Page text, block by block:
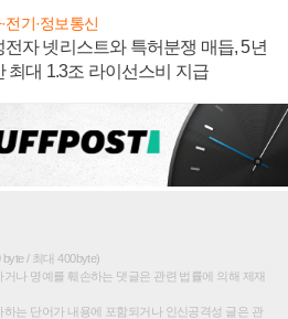
전기·정보통신
전자 넷리스트와 특허분쟁 매듭, 5년
최대 1.3조 라이선스비 지급
/ 최대 400byte)
나 명예를 훼손하는 댓글은 관련 법률에 의해 제재
는 단어가 내용에 포함되거나 인신공격성 글은 관